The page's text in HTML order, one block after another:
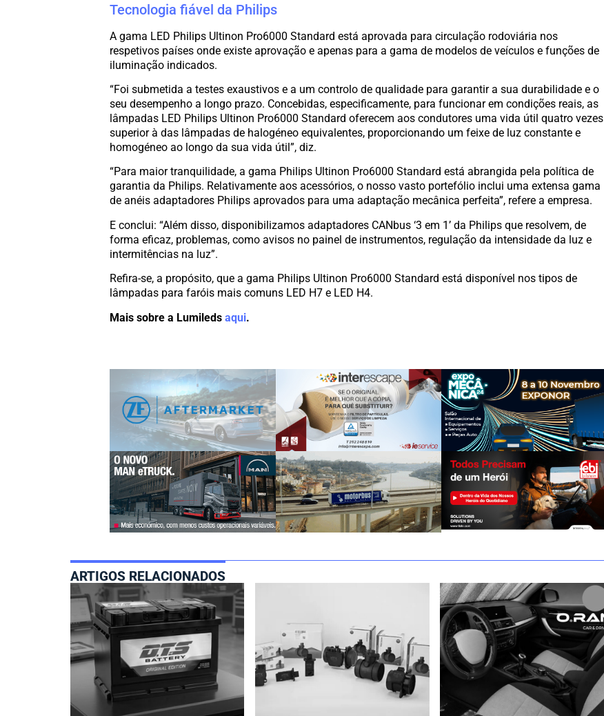
Tecnologia fiável da Philips
A gama LED Philips Ultinon Pro6000 Standard está aprovada para circulação rodoviária nos
respetivos países onde existe aprovação e apenas para a gama de modelos de veículos e funções de
iluminação indicados.
“Foi submetida a testes exaustivos e a um controlo de qualidade para garantir a sua durabilidade e o
seu desempenho a longo prazo. Concebidas, especificamente, para funcionar em condições reais, as
lâmpadas LED Philips Ultinon Pro6000 Standard oferecem aos condutores uma vida útil quatro vezes
superior à das lâmpadas de halogéneo equivalentes, proporcionando um feixe de luz constante e
homogéneo ao longo da sua vida útil”, diz.
“Para maior tranquilidade, a gama Philips Ultinon Pro6000 Standard está abrangida pela política de
garantia da Philips. Relativamente aos acessórios, o nosso vasto portefólio inclui uma extensa gama
de anéis adaptadores Philips aprovados para uma adaptação mecânica perfeita”, refere a empresa.
E conclui: “Além disso, disponibilizamos adaptadores CANbus ‘3 em 1’ da Philips que resolvem, de
forma eficaz, problemas, como avisos no painel de instrumentos, regulação da intensidade da luz e
intermitências na luz”.
Refira-se, a propósito, que a gama Philips Ultinon Pro6000 Standard está disponível nos tipos de
lâmpadas para faróis mais comuns LED H7 e LED H4.
Mais sobre a Lumiledsaqui.
ARTIGOS RELACIONADOS